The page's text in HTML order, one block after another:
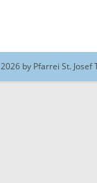
by Pfarrei St. Josef